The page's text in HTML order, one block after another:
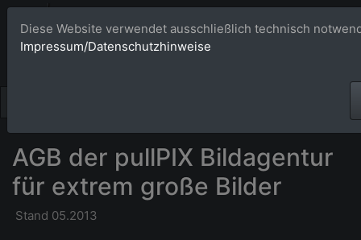
Bildagentur
AGB der pullPIX Bildagentur
für extrem große Bilder
Stand 05.2013
Diese Website verwendet ausschließlich technisch
Impressum/Datenschutzhinweise